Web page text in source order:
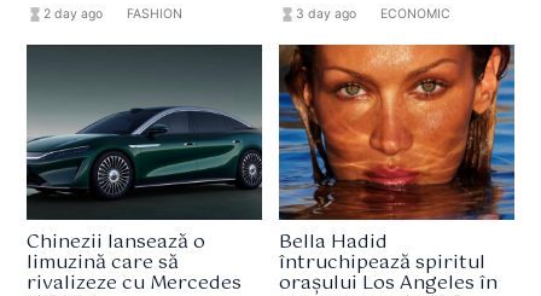
hourglass_full 2 day ago FASHION hourglass_full 3 day ago ECONOMIC
Chinezii lansează o
limuzină care să
rivalizeze cu Mercedes
Bella Hadid
întruchipează spiritul
orașului Los Angeles în